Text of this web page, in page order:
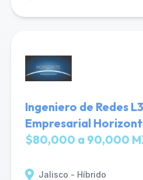
Ingeniero de Redes
Empresarial
$80,000 a 90,000
Jalisco - Híbrido